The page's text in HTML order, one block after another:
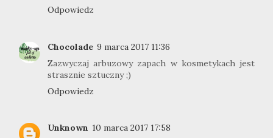
Odpowiedz
Chocolade 9 marca 2017 11:36
Zazwyczaj arbuzowy zapach w kosmetykach jest
strasznie sztuczny ;)
Odpowiedz
Unknown 10 marca 2017 17:58